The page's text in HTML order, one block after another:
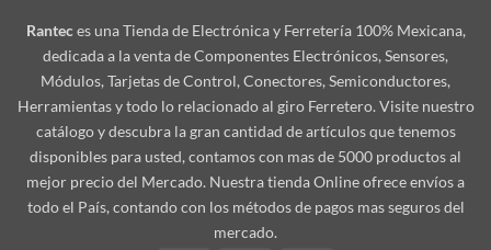
Ranteces una Tienda de Electrónica y Ferretería 100% Mexicana,
dedicada a la venta de Componentes Electrónicos, Sensores,
Módulos, Tarjetas de Control, Conectores, Semiconductores,
Herramientas y todo lo relacionado al giro Ferretero. Visite nuestro
catálogo y descubra la gran cantidad de artículos que tenemos
disponibles para usted, contamos con mas de 5000 productos al
mejor precio del Mercado. Nuestra tienda Online ofrece envíos a
todo el País, contando con los métodos de pagos mas seguros del
mercado.